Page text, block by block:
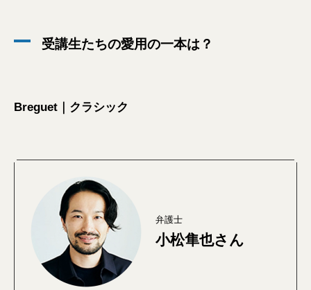
受講生たちの愛用の一本は？
Breguet｜クラシック
弁護士
小松隼也さん